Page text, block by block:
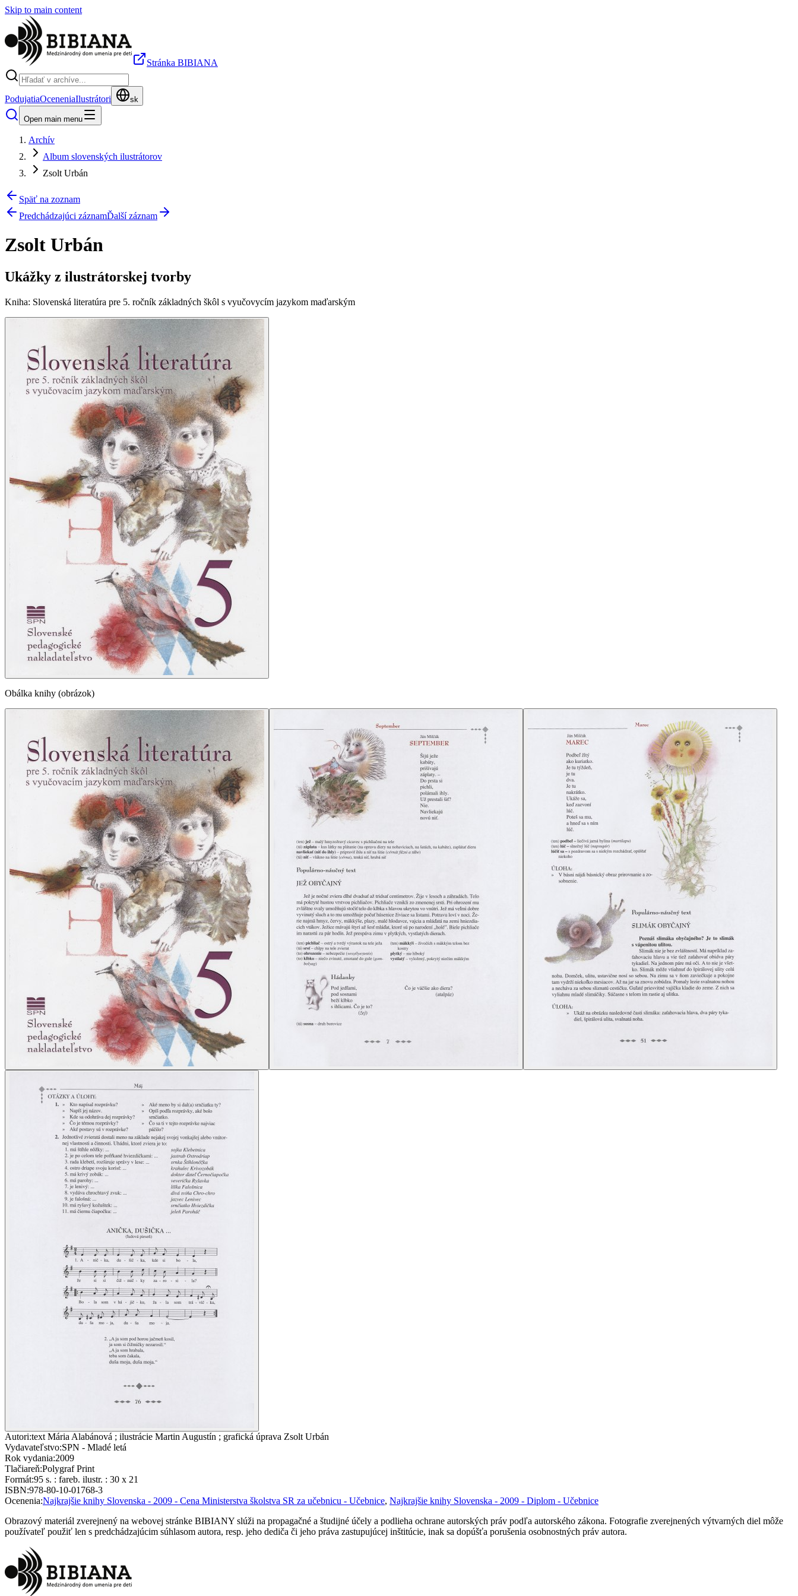
Skip to main content
Stránka BIBIANA
PodujatiaOceneniaIlustrátori sk
Open main menu
Archív
Album slovenských ilustrátorov
Zsolt Urbán
Späť na zoznam
Predchádzajúci záznamĎalší záznam
Zsolt Urbán
Ukážky z ilustrátorskej tvorby
Kniha: Slovenská literatúra pre 5. ročník základných škôl s vyučovycím jazykom maďarským
Obálka knihy (obrázok)
Autori:text Mária Alabánová ; ilustrácie Martin Augustín ; grafická úprava Zsolt Urbán
Vydavateľstvo:SPN - Mladé letá
Rok vydania:2009
Tlačiareň:Polygraf Print
Formát:95 s. : fareb. ilustr. : 30 x 21
ISBN:978-80-10-01768-3
Ocenenia:Najkrajšie knihy Slovenska - 2009 - Cena Ministerstva školstva SR za učebnicu - Učebnice, Najkrajšie knihy Slovenska - 2009 - Diplom - Učebnice
Obrazový materiál zverejnený na webovej stránke BIBIANY slúži na propagačné a študijné účely a podlieha ochrane autorských práv podľa autorského zákona. Fotografie zverejnených výtvarných diel môže
používateľ použiť len s predchádzajúcim súhlasom autora, resp. jeho dediča či jeho práva zastupujúcej inštitúcie, inak sa dopúšťa porušenia osobnostných práv autora.